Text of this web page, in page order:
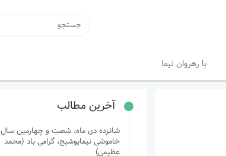
با رهروان نیما
آخرین مطالب
شانزده دی ماه، شصت و چهارمین سال
خاموشی نیمایوشیج، گرامی باد (محمد
عظیمی)